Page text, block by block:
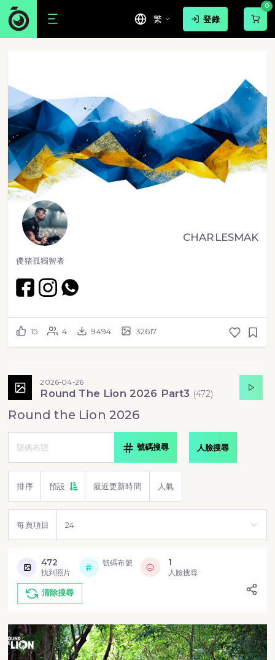
繁 登錄
0
CHARLESMAK
儍猪孤獨智者
15 4 9494 32617
2026-04-26
Round The Lion 2026 Part3 (472)
Round the Lion 2026
號碼搜尋 人臉搜尋
排序 預設 最近更新時間 人氣
每頁項目
472
找到照片
號碼布號 1
人臉搜尋
清除搜尋